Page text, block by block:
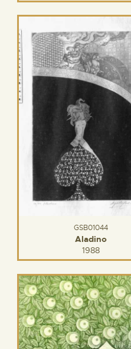
GSB01044
Aladino
1988